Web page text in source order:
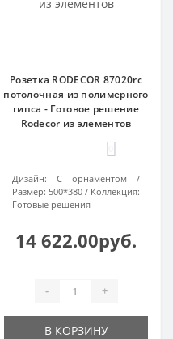
Розетка RODECOR 87020rc
потолочная из полимерного
гипса - Готовое решение
Rodecor из элементов
Дизайн:
С орнаментом
Размер: 500*380
Коллекция:
Готовые решения
14 622.00руб.
- +
В КОРЗИНУ